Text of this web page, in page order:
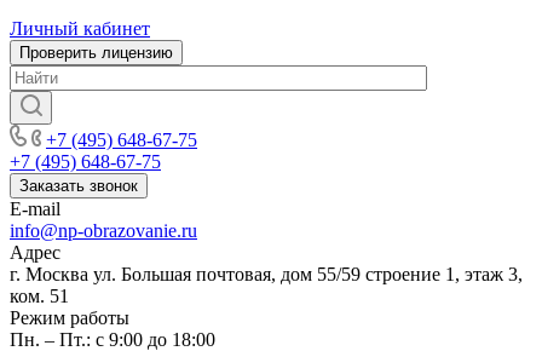
Личный кабинет
Проверить лицензию
+7 (495) 648-67-75
+7 (495) 648-67-75
Заказать звонок
E-mail
info@np-obrazovanie.ru
Адрес
г. Москва ул. Большая почтовая, дом 55/59 строение 1, этаж 3,
ком. 51
Режим работы
Пн. – Пт.: с 9:00 до 18:00